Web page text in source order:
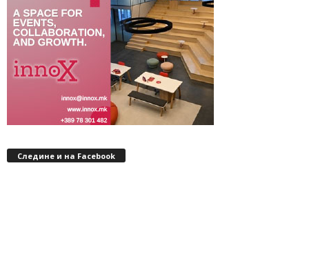
Следине и на Facebook